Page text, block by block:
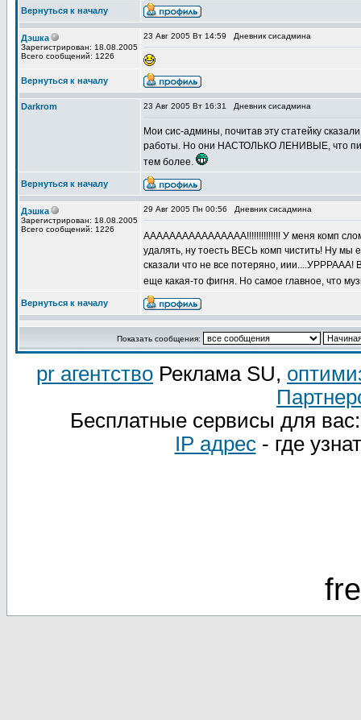
Вернуться к началу
Дэшка
Зарегистрирован: 18.08.2005
Всего сообщений: 1226
23 Авг 2005 Вт 14:59 Дневник сисадмина
Вернуться к началу
Darkrom 23 Авг 2005 Вт 16:31 Дневник сисадмина
Мои сис-админы, почитав эту статейку
работы. Но они НАСТОЛЬКО ЛЕНИВЫЕ, что
тем более.
Вернуться к началу
Дэшка
Зарегистрирован: 18.08.2005
Всего сообщений: 1226
29 Авг 2005 Пн 00:56 Дневник сисадмина
АААААААААААААААА!!!!!!!!!!!!!! У меня комп
удалять, ну тоесть ВЕСЬ комп чистить! Ну мы
сказали что не все потеряно, иии....УРРРААА!
еще какая-то фигня. Но самое главное, что
Вернуться к началу
Показать сообщения:
pr агентство Реклама SU,
Бесплатные сервисы для
IP адрес- где